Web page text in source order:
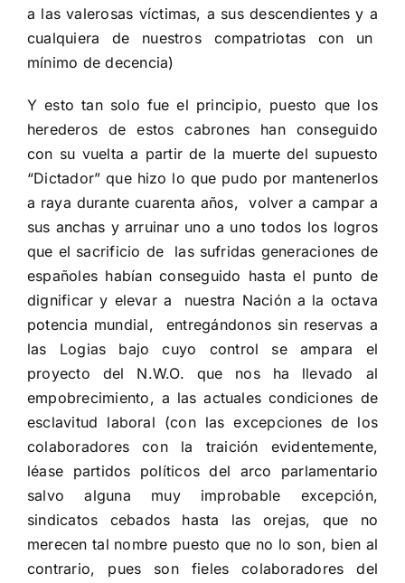
a las valerosas víctimas, a sus descendientes y a
cualquiera de nuestros compatriotas con un
mínimo de decencia)
Y esto tan solo fue el principio, puesto que los
herederos de estos cabrones han conseguido
con su vuelta a partir de la muerte del supuesto
“Dictador” que hizo lo que pudo por mantenerlos
a raya durante cuarenta años,
volver a campar a
sus anchas y arruinar uno a uno todos los logros
que el sacrificio de
las sufridas generaciones de
españoles habían conseguido hasta el punto de
dignificar y elevar a
nuestra Nación a la octava
potencia mundial,
entregándonos sin reservas a
las Logias bajo cuyo control se ampara el
proyecto del N.W.O. que nos ha llevado al
empobrecimiento, a las actuales condiciones de
esclavitud laboral (con las excepciones de los
colaboradores con la traición evidentemente,
léase partidos políticos del arco parlamentario
salvo alguna muy improbable excepción,
sindicatos cebados hasta las orejas, que no
merecen tal nombre puesto que no lo son, bien al
contrario, pues son fieles colaboradores del